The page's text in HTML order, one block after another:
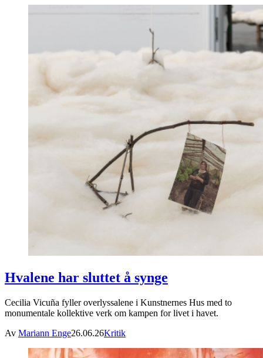
Hvalene har sluttet å synge
Cecilia Vicuña fyller overlyssalene i Kunstnernes Hus med to
monumentale kollektive verk om kampen for livet i havet.
Av Mariann Enge26.06.26Kritik